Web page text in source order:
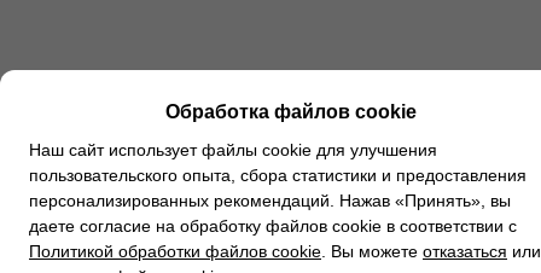
Обработка файлов cookie
Наш сайт использует файлы cookie для улучшения
пользовательского опыта, сбора статистики и предоставления
персонализированных рекомендаций. Нажав «Принять», вы
даете согласие на обработку файлов cookie в соответствии с
Политикой обработки файлов cookie . Вы можете отказаться или